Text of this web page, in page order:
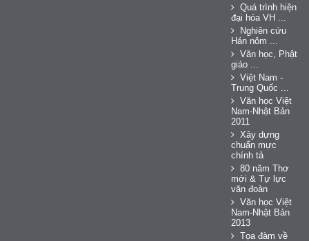
Quá trình hiện
đại hóa VH ...
Nghiên cứu
Hán nôm ...
Văn học, Phật
giáo ...
Việt Nam -
Trung Quốc ...
Văn học Việt
Nam-Nhật Bản
2011
Xây dựng
chuẩn mực
chính tả
80 năm Thơ
mới & Tự lực
văn đoàn
Văn học Việt
Nam-Nhật Bản
2013
Tọa đàm về